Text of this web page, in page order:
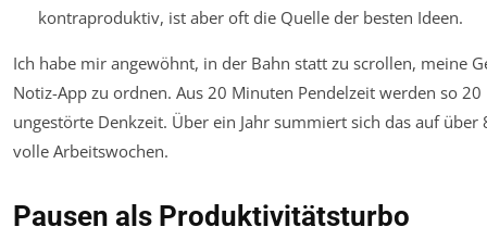
kontraproduktiv, ist aber oft die Quelle der besten Ideen.
Ich habe mir angewöhnt, in der Bahn statt zu scrollen, meine
Notiz-App zu ordnen. Aus 20 Minuten Pendelzeit werden so
ungestörte Denkzeit. Über ein Jahr summiert sich das auf über
volle Arbeitswochen.
Pausen als Produktivitätsturbo